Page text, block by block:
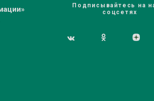
Подписывайтесь на
соцсетях